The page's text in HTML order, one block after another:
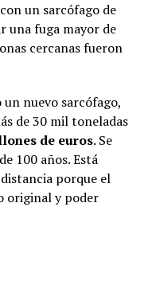
un sarcófago de
una fuga mayor de
cercanas fueron
nuevo sarcófago,
de 30 mil toneladas
de euros. Se
100 años. Está
porque el
original y poder